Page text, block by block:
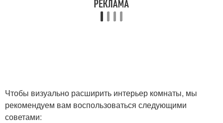
Чтобы визуально расширить интерьер комнаты, мы
рекомендуем вам воспользоваться следующими
советами: